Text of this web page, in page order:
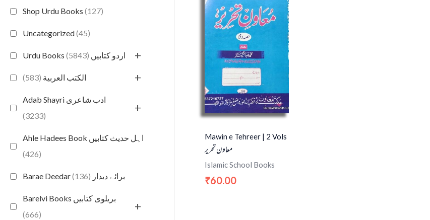
Shop Urdu Books (127)
Uncategorized(45)
Urdu Books اردو کتابیں (5843) +
الكتب العربية (583) +
Adab Shayri ادب شاعری
(3233)
+
Ahle Hadees Book اہل حدیث کتابیں
(426)
Barae Deedar برائے دیدار (136)
Barelvi Books بریلوی کتابیں
(666)
+
Mawin e Tehreer | 2 Vols
معاون تحریر
Islamic School Books
₹60.00